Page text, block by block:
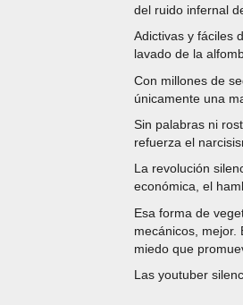
del ruido infernal
Adictivas y fáciles
lavado de la
Con millones de
únicamente una
Sin palabras ni
refuerza el
La revolución
económica, el
Esa forma de
mecánicos, mejor.
miedo que
Las youtuber